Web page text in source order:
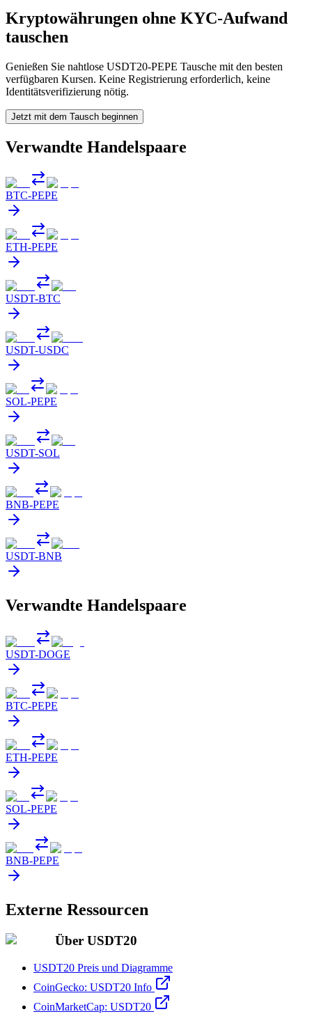
Kryptowährungen ohne KYC-Aufwand
tauschen
Genießen Sie nahtlose USDT20-PEPE Tausche mit den besten
verfügbaren Kursen. Keine Registrierung erforderlich, keine
Identitätsverifizierung nötig.
Jetzt mit dem Tausch beginnen
Verwandte Handelspaare
BTC-PEPE
ETH-PEPE
USDT-BTC
USDT-USDC
SOL-PEPE
USDT-SOL
BNB-PEPE
USDT-BNB
Verwandte Handelspaare
USDT-DOGE
BTC-PEPE
ETH-PEPE
SOL-PEPE
BNB-PEPE
Externe Ressourcen
Über USDT20
USDT20 Preis und Diagramme
CoinGecko: USDT20 Info
CoinMarketCap: USDT20